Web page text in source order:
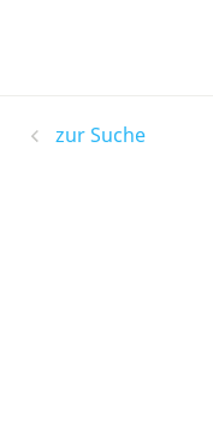
zur Suche